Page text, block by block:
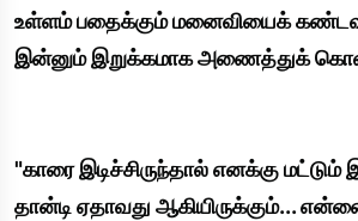
உள்ளம் பதைக்கும் மனைவியைக்
இன்னும் இறுக்கமாக அணைத்துக்
"காரை இடிச்சிருந்தால் எனக்கு
தான்டி ஏதாவது ஆகியிருக்கும்...